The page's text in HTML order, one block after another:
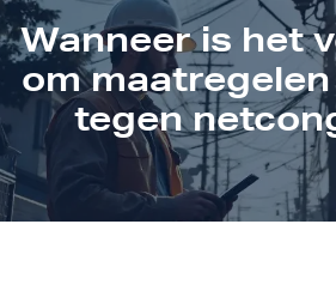
Wanneer is het
om
tegen